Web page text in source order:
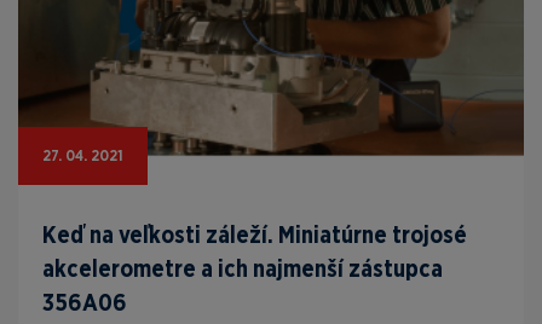
27. 04. 2021
Keď na veľkosti záleží. Miniatúrne trojosé
akcelerometre a ich najmenší zástupca
356A06